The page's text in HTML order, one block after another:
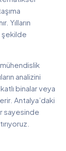
Yılların
şekilde
analizini
binalar veya
Antalya’daki
sayesinde